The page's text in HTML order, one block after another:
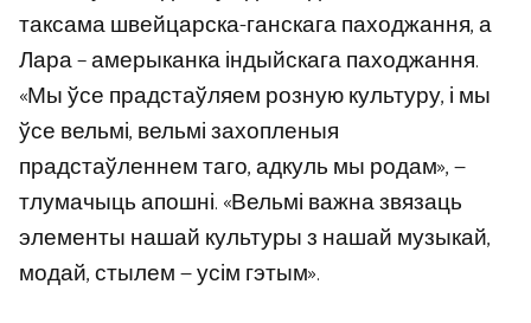
таксама швейцарска-ганскага паходжання, а
Лара – амерыканка індыйскага паходжання.
«Мы ўсе прадстаўляем розную культуру, і мы
ўсе вельмі, вельмі захопленыя
прадстаўленнем таго, адкуль мы родам», —
тлумачыць апошні. «Вельмі важна звязаць
элементы нашай культуры з нашай музыкай,
модай, стылем — усім гэтым».